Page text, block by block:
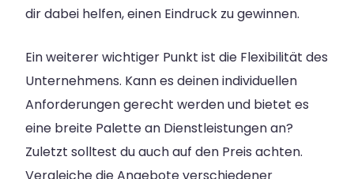
dir dabei helfen, einen Eindruck zu gewinnen.
Ein weiterer wichtiger Punkt ist die Flexibilität des
Unternehmens. Kann es deinen individuellen
Anforderungen gerecht werden und bietet es
eine breite Palette an Dienstleistungen an?
Zuletzt solltest du auch auf den Preis achten.